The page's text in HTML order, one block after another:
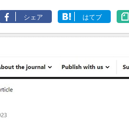
シェア はてブ